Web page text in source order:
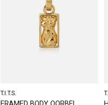
T.I.T.S.